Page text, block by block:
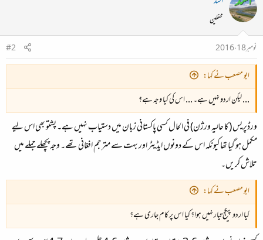
محفلین
نومبر 18، 2016
#2
ابو مصعب نے کہا:
... لیکن اردو نہیں ہے۔ ... اس کی کیا وجہ ہے؟
ورڈپریس (کا حالیہ ورژن) فی الحال کسی پاکستانی زبان میں دستیاب نہیں ہے۔ پشتو بھی اس لیے
مکمل ہو گیا تھا کیونکہ اس کے دونوں ایڈیٹر اور بہت سے مترجم افغانی تھے۔ وجہ پچھلے جملے میں
تلاش کریں۔
ابو مصعب نے کہا:
کیا اردو پیکج تیار نہیں ہوا؟ کیا اس پر کام جاری ہے؟